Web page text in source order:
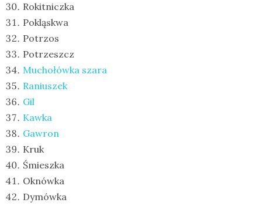
Rokitniczka
Pokląskwa
Potrzos
Potrzeszcz
Muchołówka szara
Raniuszek
Gil
Kawka
Gawron
Kruk
Śmieszka
Oknówka
Dymówka